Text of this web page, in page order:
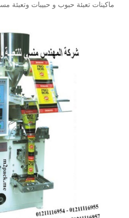
ماكينات تعبئة حبوب و حبيبات وتعبئة